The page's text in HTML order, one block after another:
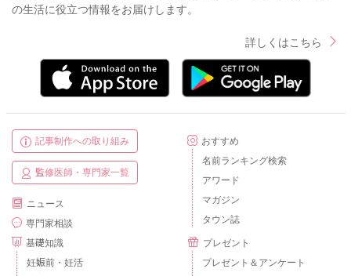
の生活に役立つ情報をお届けします。
詳しくはこちら
記事制作への取り組み
監修医師・専門家一覧
ニュース
専門家相談
基礎知識
妊娠前・妊活
おすすめ
名前ランキング検索
アワード
マガジン
タウン誌
プレゼント
プレゼント＆アンケート